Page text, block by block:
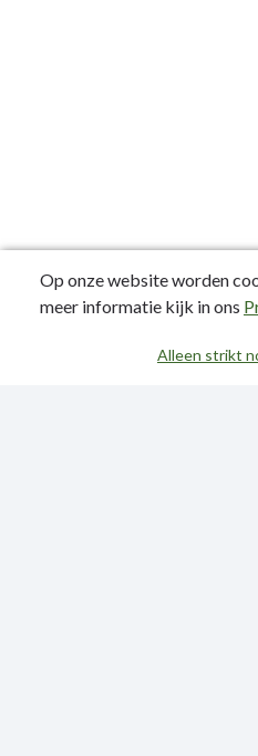
Op onze website worden
meer informatie kijk in ons
Alleen strikt